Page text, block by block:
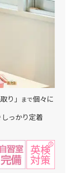
り」 まで個々に
しっかり定着